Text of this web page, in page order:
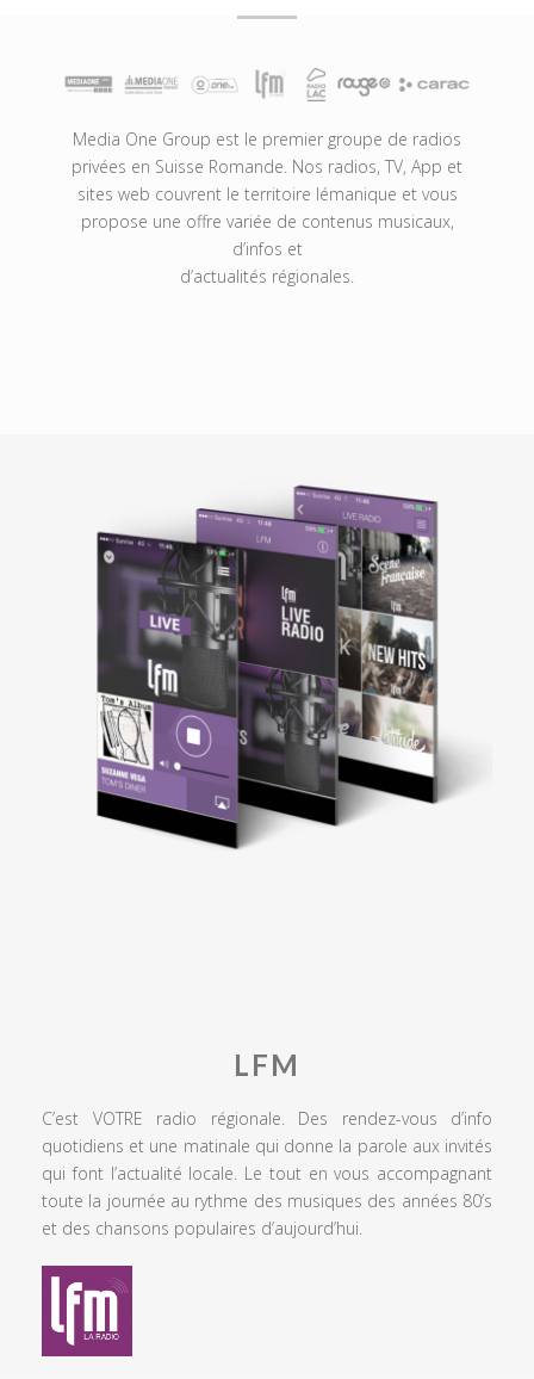
Media One Group est le premier groupe de radios
privées en Suisse Romande. Nos radios, TV, App et
sites web couvrent le territoire lémanique et vous
propose une offre variée de contenus musicaux,
d’infos et
d’actualités régionales.
LFM
C’est VOTRE radio régionale. Des rendez-vous d’info
quotidiens et une matinale qui donne la parole aux invités
qui font l’actualité locale. Le tout en vous accompagnant
toute la journée au rythme des musiques des années 80’s
et des chansons populaires d’aujourd’hui.